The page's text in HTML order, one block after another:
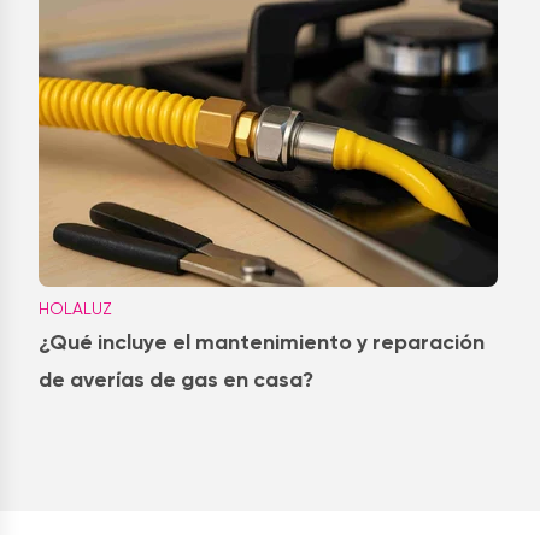
HOLALUZ
¿Qué incluye el mantenimiento y reparación
de averías de gas en casa?